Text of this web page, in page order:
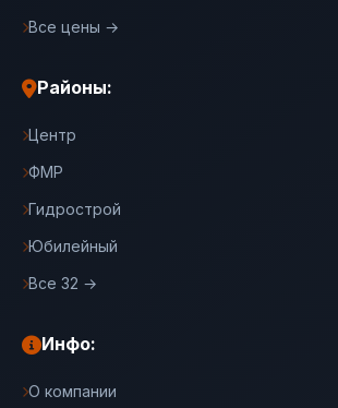
Все цены →
Районы:
Центр
ФМР
Гидрострой
Юбилейный
Все 32 →
Инфо:
О компании